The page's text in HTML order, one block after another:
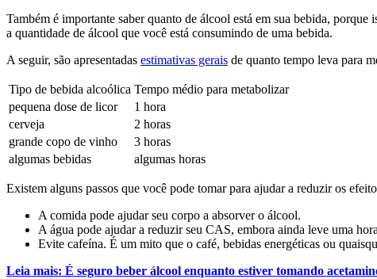
Também é importante saber quanto de álcool está em sua bebida,
a quantidade de álcool que você está consumindo de uma bebida.
A seguir, são apresentadas estimativas gerais de quanto tempo leva para
Tipo de bebida alcoólica Tempo médio para metabolizar
pequena dose de licor
1 hora
cerveja
2 horas
grande copo de vinho
3 horas
algumas bebidas
algumas horas
Existem alguns passos que você pode tomar para ajudar a reduzir os
A comida pode ajudar seu corpo a absorver o álcool.
A água pode ajudar a reduzir seu CAS, embora ainda leve uma
Evite cafeína. É um mito que o café, bebidas energéticas ou
Leia mais: É seguro beber álcool enquanto estiver tomando